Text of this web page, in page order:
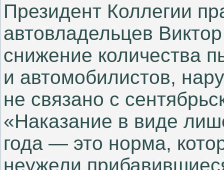
Президент Коллегии
автовладельцев
снижение количества
и автомобилистов,
не связано с
«Наказание в виде
года — это норма,
неужели